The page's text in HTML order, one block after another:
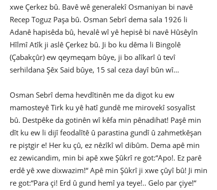
xwe Çerkez bû. Bavê wê generalekî Osmaniyan bi navê
Recep Toguz Paşa bû. Osman Sebrî dema sala 1926 li
Adanê hapisêda bû, hevalê wî yê hepisê bi navê Hûsêyîn
Hîlmî Atîk ji aslê Çerkez bû. Ji bo ku dêma li Bingolê
(Çabakçûr) ew qeymeqam bûye, ji bo alîkarî û tevî
serhildana Şêx Said bûye, 15 sal ceza dayî bûn wî…
Osman Sebrî dema hevdîtinên me da digot ku ew
mamosteyê Tirk ku yê hatî gundê me mirovekî sosyalîst
bû. Destpêke da gotinên wî kêfa min pênadihat! Paşê min
dît ku ew li dijî feodalîtê û parastina gundî û zahmetkêşan
re piştgir e! Her ku çû, ez nêzîkî wî dibûm. Dema apê min
ez zewicandim, min bi apê xwe Şûkrî re got:“Apo!. Ez parê
erdê yê xwe dixwazim!“ Apê min Şûkrî ji xwe çûyî bû! Ji min
re got:“Para çi! Erd û gund hemî ya teye!.. Gelo par çiye!“